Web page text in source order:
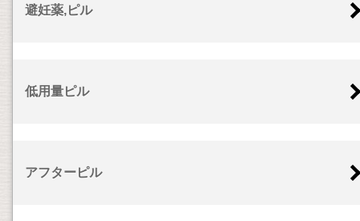
避妊薬,ピル
低用量ピル
アフターピル